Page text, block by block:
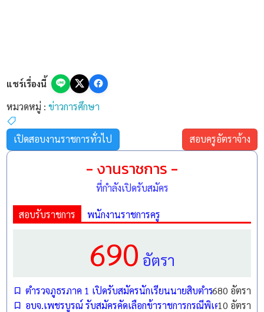
แชร์เรื่องนี้
หมวดหมู่ :ข่าวการศึกษา
เปิดสอบงานราชการทั่วไป สอบครูอัตราจ้าง
- งานราชการ -
ที่กำลังเปิดรับสมัคร
สอบรับราชการ พนักงานราชการครู
690 อัตรา
ตำรวจภูธรภาค 1 เปิดรับสมัครนักเรียนนายสิบตำรวจ (นสต.)
680 อัตรา
อบจ.เพชรบูรณ์ รับสมัครคัดเลือกข้าราชการกรณีพิเศษ ตำแห
10 อัตรา